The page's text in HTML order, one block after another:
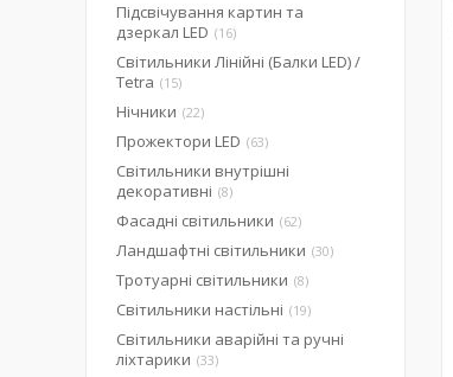
Підсвічування картин та
дзеркал LED
16
Світильники Лінійні (Балки LED) /
Tetra
15
Нічники 22
Прожектори LED 63
Світильники внутрішні
декоративні 8
Фасадні світильники 62
Ландшафтні світильники 30
Тротуарні світильники 8
Світильники настільні 19
Світильники аварійні та ручні
ліхтарики 33